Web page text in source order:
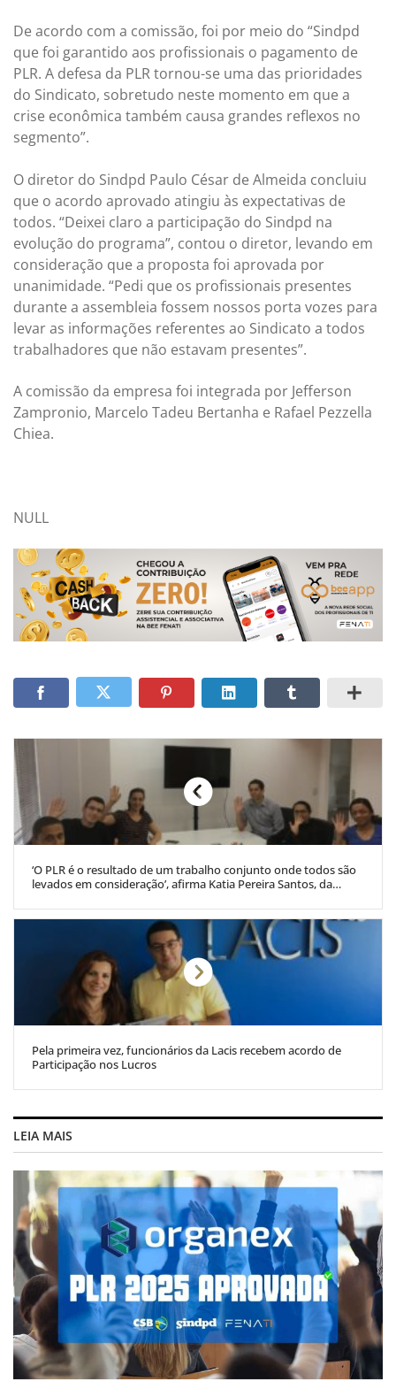
De acordo com a comissão, foi por meio do “Sindpd
que foi garantido aos profissionais o pagamento de
PLR. A defesa da PLR tornou-se uma das prioridades
do Sindicato, sobretudo neste momento em que a
crise econômica também causa grandes reflexos no
segmento”.
O diretor do Sindpd Paulo César de Almeida concluiu
que o acordo aprovado atingiu às expectativas de
todos. “Deixei claro a participação do Sindpd na
evolução do programa”, contou o diretor, levando em
consideração que a proposta foi aprovada por
unanimidade. “Pedi que os profissionais presentes
durante a assembleia fossem nossos porta vozes para
levar as informações referentes ao Sindicato a todos
trabalhadores que não estavam presentes”.
A comissão da empresa foi integrada por Jefferson
Zampronio, Marcelo Tadeu Bertanha e Rafael Pezzella
Chiea.
NULL
‘O PLR é o resultado de um trabalho conjunto onde todos são
levados em consideração’, afirma Katia Pereira Santos, da
Pela primeira vez, funcionários da Lacis recebem acordo de
Participação nos Lucros
LEIA MAIS